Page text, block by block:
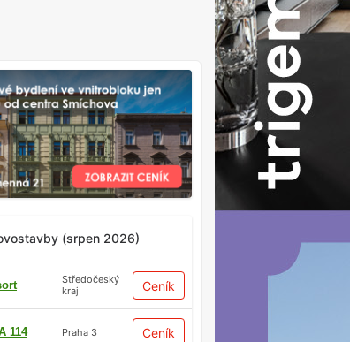
(srpen 2026)
Středočeský
kraj
Ceník
114 Praha 3 Ceník